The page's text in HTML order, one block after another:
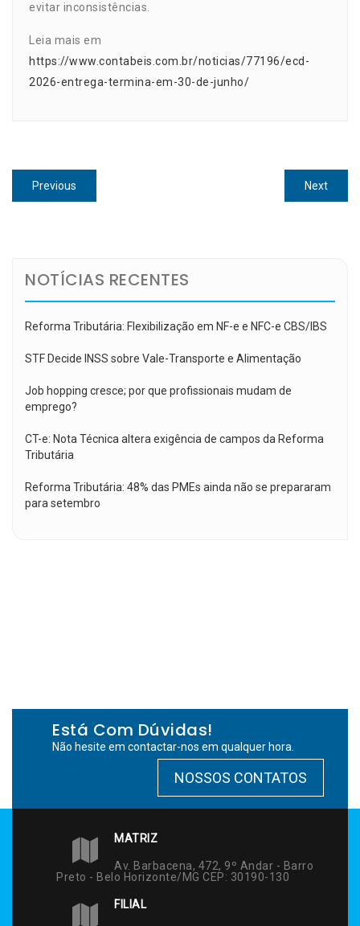
evitar inconsistências.
Leia mais em
https://www.contabeis.com.br/noticias/77196/ecd-
2026-entrega-termina-em-30-de-junho/
Navegação
de
Previous
post:
NextNext
post:
NOTÍCIAS RECENTES
Reforma Tributária: Flexibilização em NF-e e NFC-e CBS/IBS
STF Decide INSS sobre Vale-Transporte e Alimentação
Job hopping cresce; por que profissionais mudam de
emprego?
CT-e: Nota Técnica altera exigência de campos da Reforma
Tributária
Reforma Tributária: 48% das PMEs ainda não se prepararam
para setembro
Está Com Dúvidas!
Não hesite em contactar-nos em qualquer hora.
NOSSOS CONTATOS
MATRIZ
Av. Barbacena, 472, 9º Andar - Barro
Preto - Belo Horizonte/MG CEP: 30190-130
FILIAL